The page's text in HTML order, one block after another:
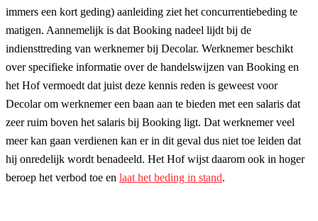
immers een kort geding) aanleiding ziet het concurrentiebeding te
matigen. Aannemelijk is dat Booking nadeel lijdt bij de
indiensttreding van werknemer bij Decolar. Werknemer beschikt
over specifieke informatie over de handelswijzen van Booking en
het Hof vermoedt dat juist deze kennis reden is geweest voor
Decolar om werknemer een baan aan te bieden met een salaris dat
zeer ruim boven het salaris bij Booking ligt. Dat werknemer veel
meer kan gaan verdienen kan er in dit geval dus niet toe leiden dat
hij onredelijk wordt benadeeld. Het Hof wijst daarom ook in hoger
beroep het verbod toe en laat het beding in stand.